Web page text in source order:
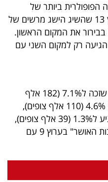
הפופולרית ביותר של
הערב, עם "האח הגדול" בערוץ 13 שהשיג הישג מרשים של
וכבש בבירור את המקום הראשון.
"רוקדים עם כוכבים" בערוץ 12 הגיעה רק למקום השני עם
אחריה "הפטריוטים" בערוץ 14 שזכה ל7.1% (182 אלף
צופים). "פגישה" בכאן 11 קיבל 4.6% (110 אלף צופים),
"הערביסטים" ב-i24NEWS הגיע ל1.3% (39 אלף צופים),
ובמקום האחרון "הנסיעה בעקבות האושר" בערוץ 9 עם